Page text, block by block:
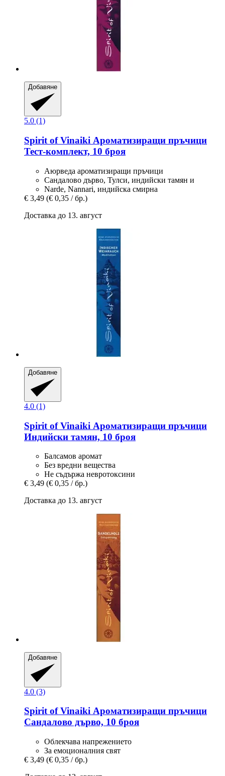
Добавяне
5.0 (1)
Spirit of Vinaiki Ароматизиращи пръчици
Тест-​комплект, 10 броя
Аюрведа ароматизиращи пръчици
Сандалово дърво, Тулси, индийски тамян и
Narde, Nannari, индийска смирна
€ 3,49 (€ 0,35 / бр.)
Доставка до 13. август
Добавяне
4.0 (1)
Spirit of Vinaiki Ароматизиращи пръчици
Индийски тамян, 10 броя
Балсамов аромат
Без вредни вещества
Не съдържа невротоксини
€ 3,49 (€ 0,35 / бр.)
Доставка до 13. август
Добавяне
4.0 (3)
Spirit of Vinaiki Ароматизиращи пръчици
Сандалово дърво, 10 броя
Облекчава напрежението
За емоционалния свят
€ 3,49 (€ 0,35 / бр.)